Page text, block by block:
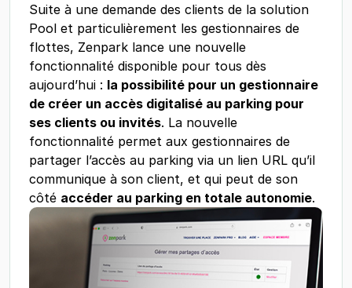
Suite à une demande des clients de la solution
Pool et particulièrement les gestionnaires de
flottes, Zenpark lance une nouvelle
fonctionnalité disponible pour tous dès
aujourd’hui : la possibilité pour un gestionnaire
de créer un accès digitalisé au parking pour
ses clients ou invités. La nouvelle
fonctionnalité permet aux gestionnaires de
partager l’accès au parking via un lien URL qu’il
communique à son client, et qui peut de son
côté accéder au parking en totale autonomie.